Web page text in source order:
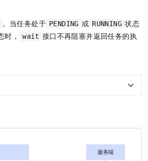
。当任务处于 PENDING 或 RUNNING 状态
时， wait 接口不再阻塞并返回任务的执